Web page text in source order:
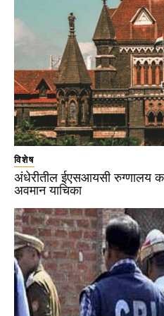
विशेष
अंधेरीतील ईएसआयसी रुग्णालय
अवमान याचिका